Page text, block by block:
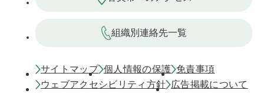
組織別連絡先一覧
サイトマップ 個人情報の保護 免責事項
ウェブアクセシビリティ方針
広告掲載について